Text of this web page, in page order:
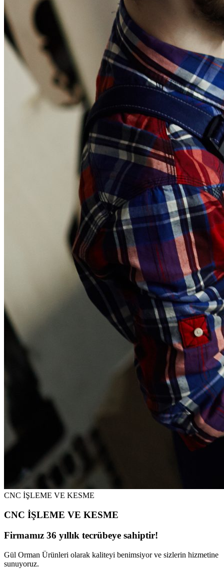
CNC İŞLEME VE KESME
CNC İŞLEME VE KESME
Firmamız 36 yıllık tecrübeye sahiptir!
Gül Orman Ürünleri olarak kaliteyi benimsiyor ve sizlerin hizmetine
sunuyoruz.